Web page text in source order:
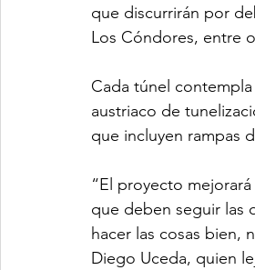
que discurrirán por
Los Cóndores, entre
Cada túnel
austriaco de
que incluyen rampas
“El proyecto
que deben seguir las
hacer las cosas bien,
Diego Uceda, quien